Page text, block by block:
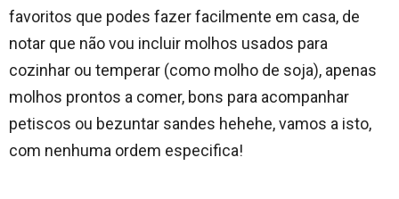
favoritos que podes fazer facilmente em casa, de
notar que não vou incluir molhos usados para
cozinhar ou temperar (como molho de soja), apenas
molhos prontos a comer, bons para acompanhar
petiscos ou bezuntar sandes hehehe, vamos a isto,
com nenhuma ordem especifica!